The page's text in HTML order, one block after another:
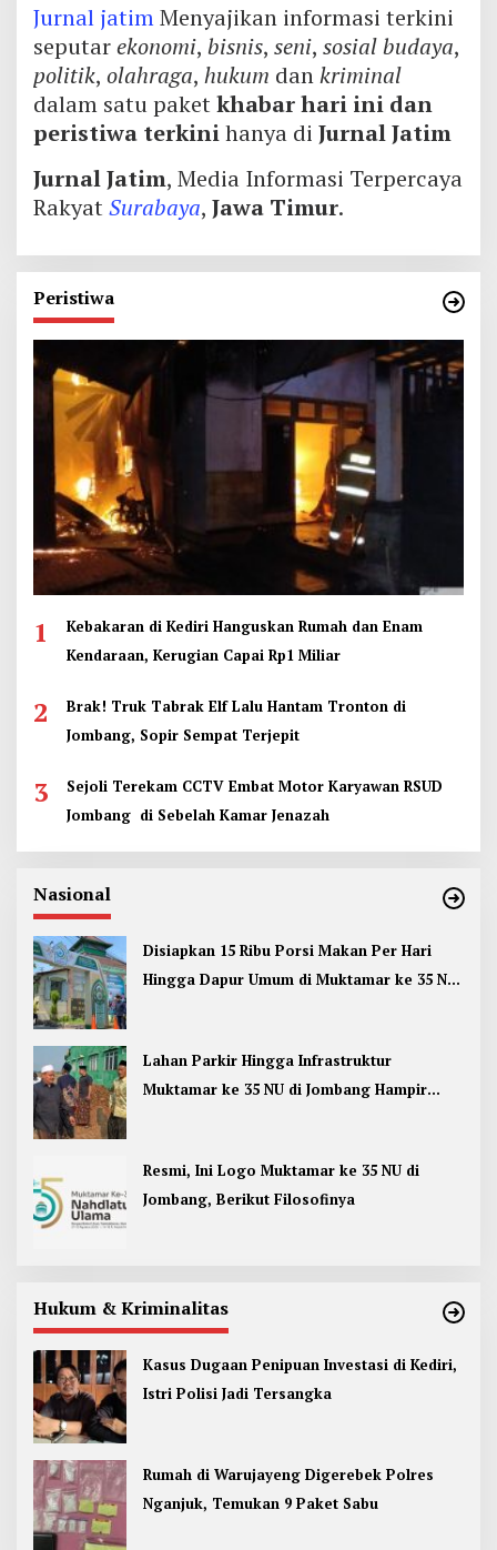
Jurnal jatimMenyajikan informasi terkini
seputarekonomi, bisnis, seni, sosial budaya,
politik, olahraga, hukum dankriminal
dalam satu paketkhabar hari ini dan
peristiwa terkinihanya di Jurnal Jatim
Jurnal Jatim, Media Informasi Terpercaya
RakyatSurabaya, Jawa Timur.
Peristiwa
1
Kebakaran di Kediri Hanguskan Rumah dan Enam
Kendaraan, Kerugian Capai Rp1 Miliar
2
Brak! Truk Tabrak Elf Lalu Hantam Tronton di
Jombang, Sopir Sempat Terjepit
3
Sejoli Terekam CCTV Embat Motor Karyawan RSUD
Jombang di Sebelah Kamar Jenazah
Nasional
Disiapkan 15 Ribu Porsi Makan Per Hari
Hingga Dapur Umum di Muktamar ke 35 NU
Lahan Parkir Hingga Infrastruktur
Muktamar ke 35 NU di Jombang Hampir
Resmi, Ini Logo Muktamar ke 35 NU di
Jombang, Berikut Filosofinya
Hukum & Kriminalitas
Kasus Dugaan Penipuan Investasi di Kediri,
Istri Polisi Jadi Tersangka
Rumah di Warujayeng Digerebek Polres
Nganjuk, Temukan 9 Paket Sabu